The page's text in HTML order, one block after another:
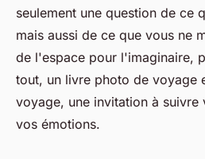
seulement une question de ce
mais aussi de ce que vous ne
de l'espace pour l'imaginaire,
tout, un livre photo de voyage
voyage, une invitation à suivre
vos émotions.